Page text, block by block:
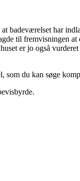
badeværelset har
til fremvisningen
er jo også
som du kan søge